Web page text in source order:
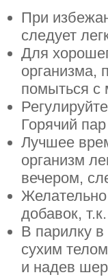
При
следует
Для
организма,
помыться с
Горячий
Лучшее
организм
вечером,
Желательно
добавок,
В парилку в
сухим
и надев